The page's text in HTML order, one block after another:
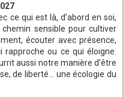
ce qui est là, d’abord en soi,
sensible pour cultiver
écouter avec présence,
ou ce qui éloigne.
aussi notre manière d’être
de liberté… une écologie du